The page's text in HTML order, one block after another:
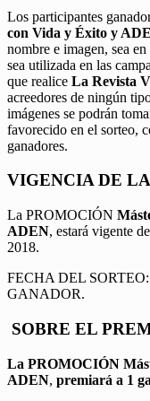
Los participantes
con Vida y Éxito y
nombre e imagen, sea
sea utilizada en las
que realice La Revista
acreedores de ningún
imágenes se podrán
favorecido en el sorteo,
ganadores.
VIGENCIA DE
La PROMOCIÓN
ADEN, estará vigente
2018.
FECHA DEL
GANADOR.
SOBRE EL
La PROMOCIÓN
ADEN, premiará a 1